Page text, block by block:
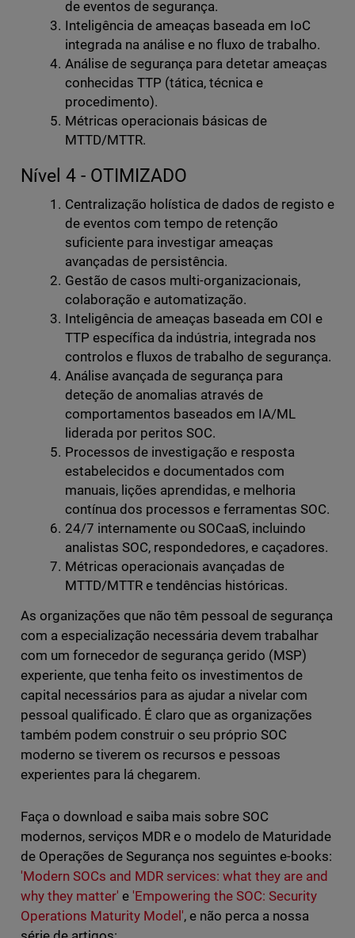
de eventos de segurança.
Inteligência de ameaças baseada em IoC
integrada na análise e no fluxo de trabalho.
Análise de segurança para detetar ameaças
conhecidas TTP (tática, técnica e
procedimento).
Métricas operacionais básicas de
MTTD/MTTR.
Nível 4 - OTIMIZADO
Centralização holística de dados de registo e
de eventos com tempo de retenção
suficiente para investigar ameaças
avançadas de persistência.
Gestão de casos multi-organizacionais,
colaboração e automatização.
Inteligência de ameaças baseada em COI e
TTP específica da indústria, integrada nos
controlos e fluxos de trabalho de segurança.
Análise avançada de segurança para
deteção de anomalias através de
comportamentos baseados em IA/ML
liderada por peritos SOC.
Processos de investigação e resposta
estabelecidos e documentados com
manuais, lições aprendidas, e melhoria
contínua dos processos e ferramentas SOC.
24/7 internamente ou SOCaaS, incluindo
analistas SOC, respondedores, e caçadores.
Métricas operacionais avançadas de
MTTD/MTTR e tendências históricas.
As organizações que não têm pessoal de segurança
com a especialização necessária devem trabalhar
com um fornecedor de segurança gerido (MSP)
experiente, que tenha feito os investimentos de
capital necessários para as ajudar a nivelar com
pessoal qualificado. É claro que as organizações
também podem construir o seu próprio SOC
moderno se tiverem os recursos e pessoas
experientes para lá chegarem.
Faça o download e saiba mais sobre SOC
modernos, serviços MDR e o modelo de Maturidade
de Operações de Segurança nos seguintes e-books:
'Modern SOCs and MDR services: what they are and
why they matter' e 'Empowering the SOC: Security
Operations Maturity Model', e não perca a nossa